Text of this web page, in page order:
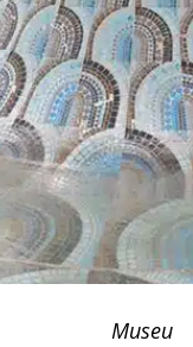
Museu